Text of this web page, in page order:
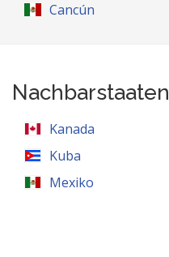
Cancún
Nachbarstaaten
Kanada
Kuba
Mexiko